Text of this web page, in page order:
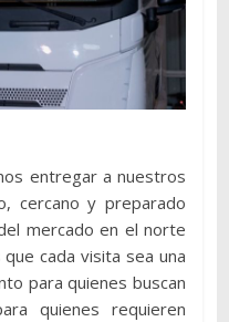
entregar a nuestros
cercano y preparado
mercado en el norte
cada visita sea una
para quienes buscan
quienes requieren